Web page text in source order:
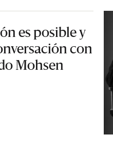
es posible y
con
Mohsen